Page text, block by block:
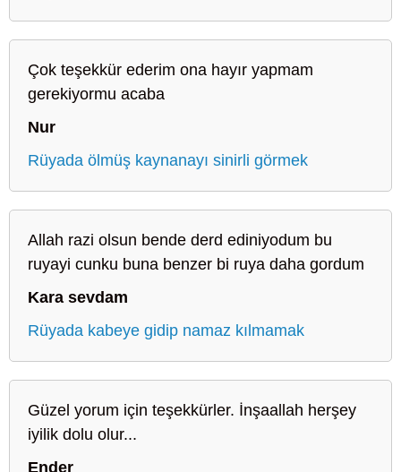
Çok teşekkür ederim ona hayır yapmam
gerekiyormu acaba
Nur
Rüyada ölmüş kaynanayı sinirli görmek
Allah razi olsun bende derd ediniyodum bu
ruyayi cunku buna benzer bi ruya daha gordum
Kara sevdam
Rüyada kabeye gidip namaz kılmamak
Güzel yorum için teşekkürler. İnşaallah herşey
iyilik dolu olur...
Ender